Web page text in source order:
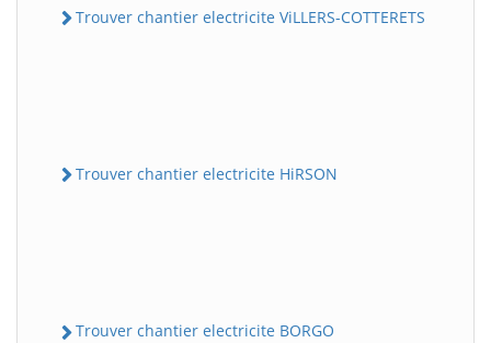
Trouver chantier electricite ViLLERS-COTTERETS
Trouver chantier electricite HiRSON
Trouver chantier electricite BORGO